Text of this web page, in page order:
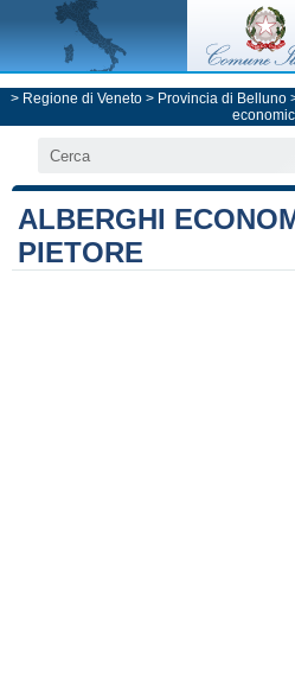
> Regione di Veneto> Provincia di Belluno
ALBERGHI
PIETORE